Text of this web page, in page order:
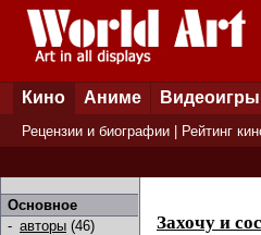
Кино Аниме Видеоигры
Рецензии и биографии Рейтинг
Основное
- авторы (46)
Захочу и